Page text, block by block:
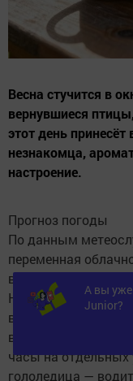
Весна стучится в
вернувшиеся
этот день
незнакомца,
настроение.
Прогноз погоды
По данным
переменная
восточный и
Ночная температура
восточных
воздух прогреется
часы на отдельных
гололедица —
А вы уже
Junior?